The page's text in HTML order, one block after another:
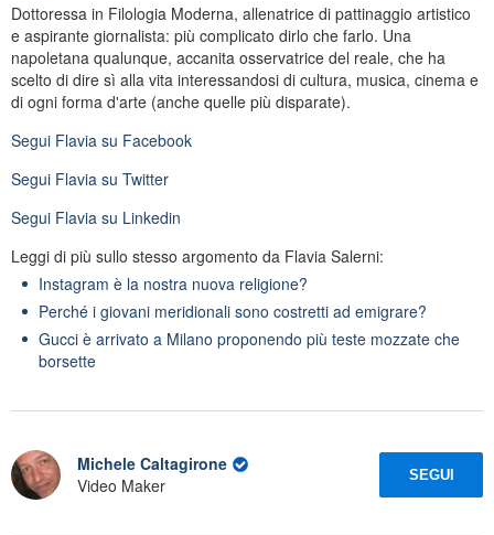
Dottoressa in Filologia Moderna, allenatrice di pattinaggio artistico
e aspirante giornalista: più complicato dirlo che farlo. Una
napoletana qualunque, accanita osservatrice del reale, che ha
scelto di dire sì alla vita interessandosi di cultura, musica, cinema e
di ogni forma d'arte (anche quelle più disparate).
Segui Flavia su Facebook
Segui Flavia su Twitter
Segui Flavia su Linkedin
Leggi di più sullo stesso argomento da Flavia Salerni:
Instagram è la nostra nuova religione?
Perché i giovani meridionali sono costretti ad emigrare?
Gucci è arrivato a Milano proponendo più teste mozzate che
borsette
Michele Caltagirone
Video Maker
SEGUI